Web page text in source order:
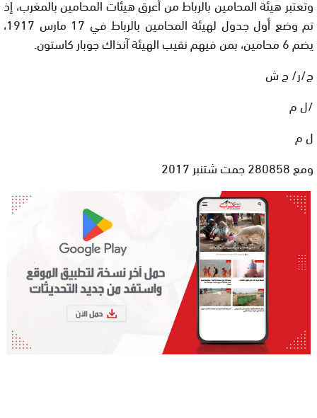
تم وضع أول جدول لهيئة المحامين بالرباط في 17 مارس 1917،
يضم 6 محامين، بمن فيهم نقيب الهيئة آنذاك جوبار كاستون.
ج/ر/ ج ش
/ل م
ل م
ومع 280858 جمت شتنبر
2017